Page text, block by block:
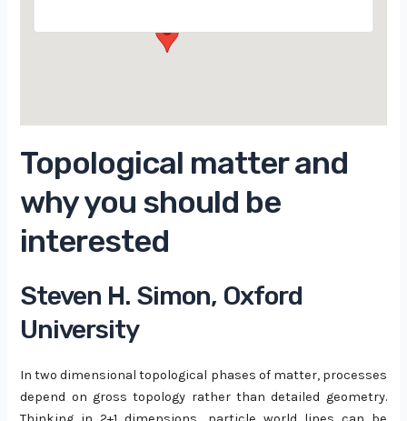
Topological matter and
why you should be
interested
Steven H. Simon, Oxford
University
In two dimensional topological phases of matter, processes
depend on gross topology rather than detailed geometry.